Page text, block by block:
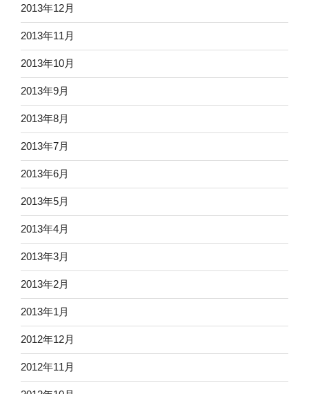
2013年12月
2013年11月
2013年10月
2013年9月
2013年8月
2013年7月
2013年6月
2013年5月
2013年4月
2013年3月
2013年2月
2013年1月
2012年12月
2012年11月